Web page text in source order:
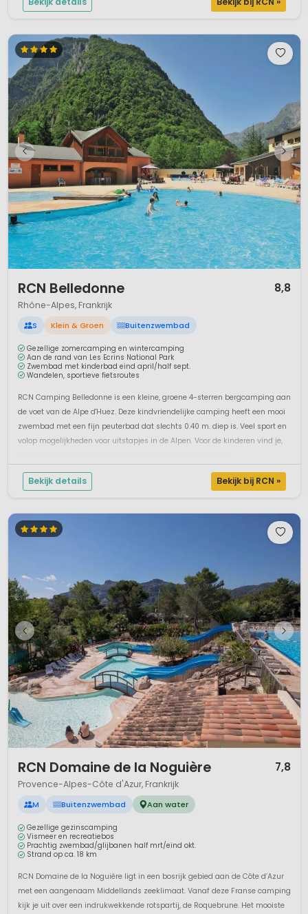
RCN Belledonne 8,8
Rhône-Alpes, Frankrijk
S Klein & Groen Buitenzwembad
Gezellige zomercamping en wintercamping
Aan de rand van Les Ecrins National Park
Zwembad met kinderbad eind april/half sept.
Wandelen, sportieve fietsroutes
RCN Camping Belledonne is een kleine, groene 4-sterren bergcamping aan
de voet van de Alpe d'Huez. Deze kindvriendelijke camping heeft een mooi
zwembad met een fijn peuterbad dat slechts 0.40 m. diep is. Veel sport en
volop mogelijkheden voor uitstapjes in de Alpen. Voor de kinderen vind je,
Bekijk details Bekijk bij RCN »
RCN Domaine de la Noguière 7,8
Provence-Alpes-Côte d'Azur, Frankrijk
M Buitenzwembad Aan water
Gezellige gezinscamping
Vismeer en recreatiebos
Prachtig zwembad/glijbanen half mrt/eind okt.
Strand op ca. 18 km
RCN Domaine de la Noguière ligt in een bosrijk gebied aan de Côte d’Azur
met een aangenaam Middellands zeeklimaat. Vanaf deze Franse camping
kijk je uit over een indrukwekkende rotspartij, de Roquebrune. Het mooiste